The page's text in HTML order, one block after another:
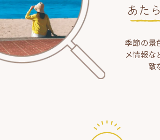
あた
季節の景
メ情報な
敵